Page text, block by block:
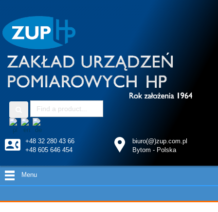
+48 32 280 43 66
+48 605 646 454
biuro(@)zup.com.pl
Bytom - Polska
Menu